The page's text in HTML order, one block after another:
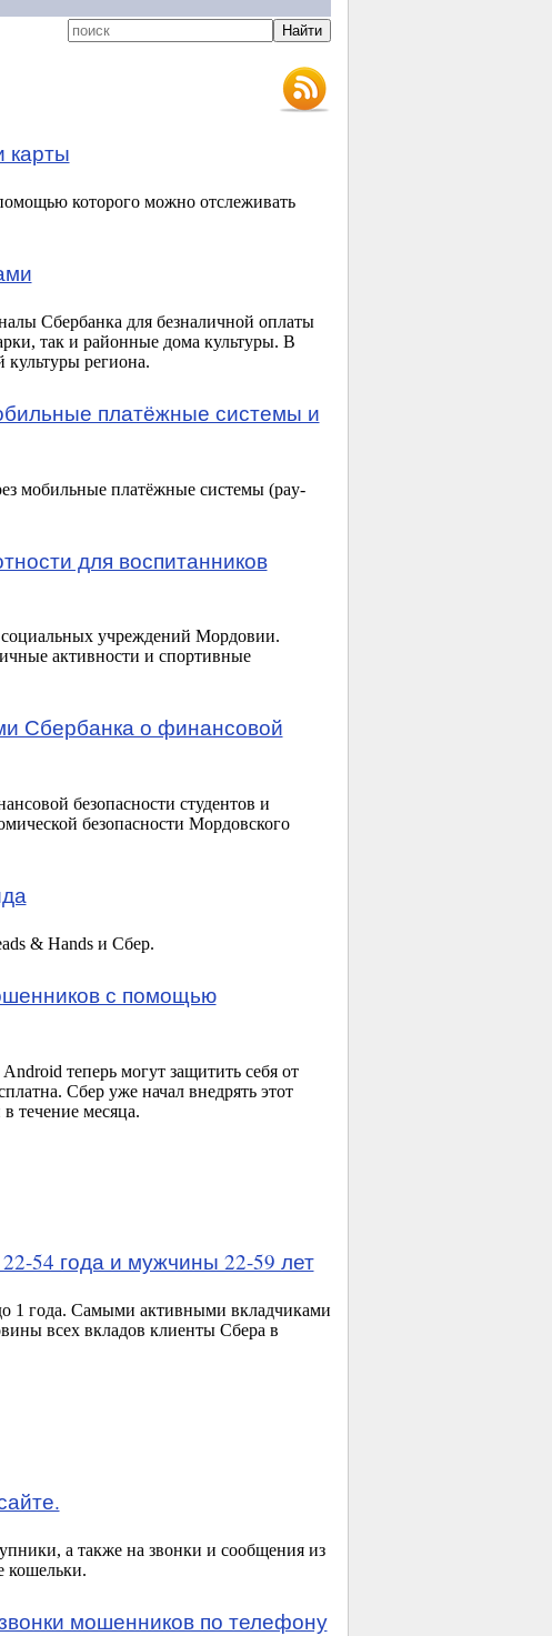
карты
которого можно отслеживать
Сбербанка для безналичной оплаты
так и районные дома культуры. В
культуры региона.
платёжные системы и
мобильные платёжные системы (pay-
для воспитанников
учреждений Мордовии.
активности и спортивные
Сбербанка о финансовой
безопасности студентов и
безопасности Мордовского
& Hands и Сбер.
с помощью
теперь могут защитить себя от
Сбер уже начал внедрять этот
течение месяца.
54 года и мужчины 22-59 лет
1 года. Самыми активными вкладчиками
всех вкладов клиенты Сбера в
а также на звонки и сообщения из
кошельки.
мошенников по телефону